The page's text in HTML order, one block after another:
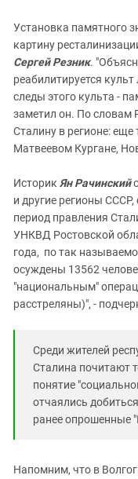
Установка памятного
картину
Сергей Резник.
реабилитируется
следы этого культа -
заметил он. По словам
Сталину в регионе:
Матвеевом Кургане,
Историк Ян Рачинский
и другие регионы СССР,
период правления
УНКВД Ростовской
года, по так
осуждены 13562
"национальным"
расстреляны)", -
Среди жителей
Сталина почитают
понятие
отчаялись
ранее опрошенные
Напомним, что в